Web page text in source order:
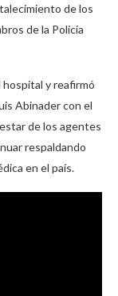
de los
de la Policía
hospital y reafirmó
Abinader con el
de los agentes
respaldando
en el país.